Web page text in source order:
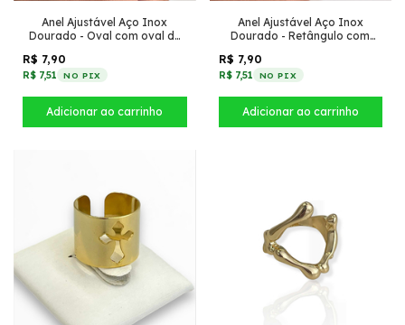
Anel Ajustável Aço Inox
Dourado - Oval com oval de
R$ 7,90
R$ 7,51 NO PIX
Anel Ajustável Aço Inox
Dourado - Retângulo com
R$ 7,90
R$ 7,51 NO PIX